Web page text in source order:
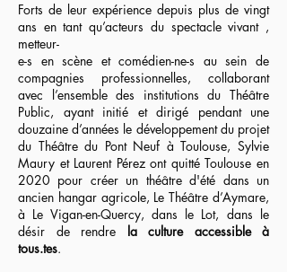
Forts de leur expérience depuis plus de vingt
ans en tant qu’acteurs du spectacle vivant ,
metteur-
e-s en scène et comédien-ne-s au sein de
compagnies professionnelles, collaborant
avec l’ensemble des institutions du Théâtre
Public, ayant initié et dirigé pendant une
douzaine d’années le développement du projet
du Théâtre du Pont Neuf à Toulouse, Sylvie
Maury et Laurent Pérez ont quitté Toulouse en
2020 pour créer un théâtre d'été dans un
ancien hangar agricole, Le Théâtre d’Aymare,
à Le Vigan-en-Quercy, dans le Lot, dans le
désir de rendre la culture accessible à
tous.tes.